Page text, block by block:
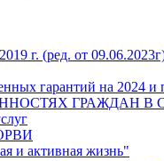
г. (ред. от
гарантий на 2024 и
ГРАЖДАН В
и активная жизнь"